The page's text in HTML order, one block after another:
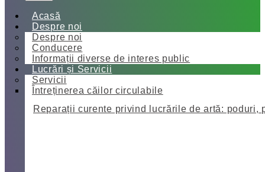
Acasă
Despre noi
Despre noi
Conducere
Informații diverse de interes public
Lucrări și Servicii
Servicii
Întreținerea căilor circulabile
Reparații curente privind lucrările de artă: poduri,